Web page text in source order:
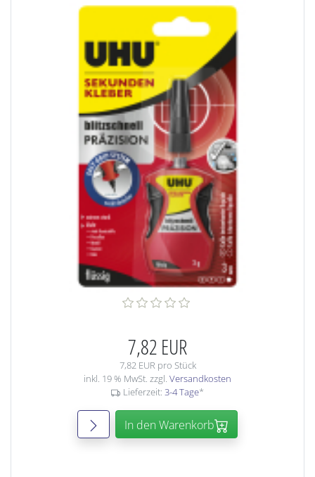
7,82 EUR
7,82 EUR pro Stück
inkl. 19 % MwSt. zzgl. Versandkosten
Lieferzeit: 3-4 Tage*
In den Warenkorb